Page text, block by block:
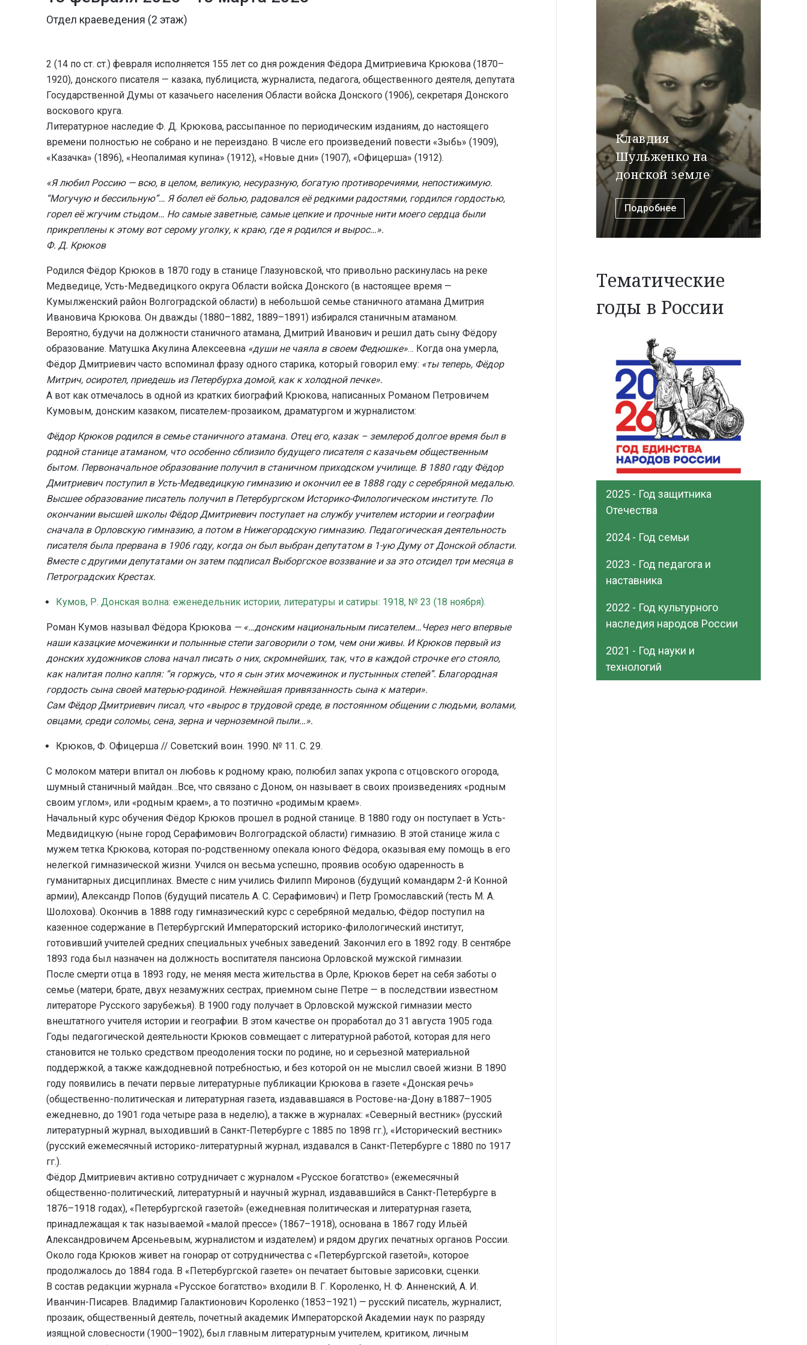
Отдел краеведения (2 этаж)
2 (14 по ст. ст.) февраля исполняется 155 лет со дня pождения Фёдоpа Дмитpиевича Крюкова (1870–
1920), донского писателя — казака, публициста, журналиста, педагога, общественного деятеля, депутата
Государственной Думы от казачьего населения Области войска Донского (1906), секретаря Донского
воскового круга.
Литературное наследие Ф. Д. Крюкова, рассыпанное по периодическим изданиям, до настоящего
времени полностью не собрано и не переиздано. В числе его произведений повести «Зыбь» (1909),
«Казачка» (1896), «Неопалимая купина» (1912), «Новые дни» (1907), «Офицерша» (1912).
«Я любил Россию — всю, в целом, великую, несуразную, богатую противоречиями, непостижимую.
“Могучую и бессильную”… Я болел её болью, радовался её редкими радостями, гордился гордостью,
горел её жгучим стыдом… Но самые заветные, самые цепкие и прочные нити моего сердца были
прикреплены к этому вот серому уголку, к краю, где я родился и вырос…».
Ф. Д. Крюков
Родился Фёдор Крюков в 1870 году в станице Глазуновской, что привольно раскинулась на реке
Медведице, Усть-Медведицкого округа Области войска Донского (в настоящее время —
Кумылженский район Волгоградской области) в небольшой семье станичного атамана Дмитрия
Ивановича Крюкова. Он дважды (1880–1882, 1889–1891) избирался станичным атаманом.
Вероятно, будучи на должности станичного атамана, Дмитрий Иванович и решил дать сыну Фёдору
образование. Матушка Акулина Алексеевна «души не чаяла в своем Федюшке»… Когда она умерла,
Фёдор Дмитриевич часто вспоминал фразу одного старика, который говорил ему: «ты теперь, Фёдор
Митрич, осиротел, приедешь из Петербурха домой, как к холодной печке».
А вот как отмечалось в одной из кратких биографий Крюкова, написанных Романом Петровичем
Кумовым, донским казаком, писателем-прозаиком, драматургом и журналистом:
Фёдор Крюков родился в семье станичного атамана. Отец его, казак – землероб долгое время был в
родной станице атаманом, что особенно сблизило будущего писателя с казачьем общественным
бытом. Первоначальное образование получил в станичном приходском училище. В 1880 году Фёдор
Дмитриевич поступил в Усть-Медведицкую гимназию и окончил ее в 1888 году с серебряной медалью.
Высшее образование писатель получил в Петербургском Историко-Филологическом институте. По
окончании высшей школы Фёдор Дмитриевич поступает на службу учителем истории и географии
сначала в Орловскую гимназию, а потом в Нижегородскую гимназию. Педагогическая деятельность
писателя была прервана в 1906 году, когда он был выбран депутатом в 1-ую Думу от Донской области.
Вместе с другими депутатами он затем подписал Выборгское воззвание и за это отсидел три месяца в
Петроградских Крестах.
Кумов, Р. Донская волна: еженедельник истории, литературы и сатиры: 1918, № 23 (18 ноября).
Роман Кумов называл Фёдора Крюкова — «…донским национальным писателем…Через него впервые
наши казацкие мочежинки и полынные степи заговорили о том, чем они живы. И Крюков первый из
донских художников слова начал писать о них, скромнейших, так, что в каждой строчке его стояло,
как налитая полно капля: “я горжусь, что я сын этих мочежинок и пустынных степей”. Благородная
гордость сына своей матерью-родиной. Нежнейшая привязанность сына к матери».
Сам Фёдор Дмитриевич писал, что «вырос в трудовой среде, в постоянном общении с людьми, волами,
овцами, среди соломы, сена, зерна и черноземной пыли…».
Крюков, Ф. Офицерша // Советский воин. 1990. № 11. С. 29.
С молоком матери впитал он любовь к родному краю, полюбил запах укропа с отцовского огорода,
шумный станичный майдан…Все, что связано с Доном, он называет в своих произведениях «родным
своим углом», или «родным краем», а то поэтично «родимым краем».
Начальный курс обучения Фёдор Крюков прошел в родной станице. В 1880 году он поступает в Усть-
Медвидицкую (ныне город Серафимович Волгоградской области) гимназию. В этой станице жила с
мужем тетка Крюкова, которая по-родственному опекала юного Фёдора, оказывая ему помощь в его
нелегкой гимназической жизни. Учился он весьма успешно, проявив особую одаренность в
гуманитарных дисциплинах. Вместе с ним учились Филипп Миронов (будущий командарм 2-й Конной
армии), Александр Попов (будущий писатель А. С. Серафимович) и Петр Громославский (тесть М. А.
Шолохова). Окончив в 1888 году гимназический курс с серебряной медалью, Фёдор поступил на
казенное содержание в Петербургский Императорский историко-филологический институт,
готовивший учителей средних специальных учебных заведений. Закончил его в 1892 году. В сентябре
1893 года был назначен на должность воспитателя пансиона Орловской мужской гимназии.
После смерти отца в 1893 году, не меняя места жительства в Орле, Крюков берет на себя заботы о
семье (матери, брате, двух незамужних сестрах, приемном сыне Петре — в последствии известном
литераторе Русского зарубежья). В 1900 году получает в Орловской мужской гимназии место
внештатного учителя истории и географии. В этом качестве он проработал до 31 августа 1905 года.
Годы педагогической деятельности Крюков совмещает с литературной работой, которая для него
становится не только средством преодоления тоски по родине, но и серьезной материальной
поддержкой, а также каждодневной потребностью, и без которой он не мыслил своей жизни. В 1890
году появились в печати первые литературные публикации Крюкова в газете «Донская речь»
(общественно-политическая и литературная газета, издававшаяся в Ростове-на-Дону в1887–1905
ежедневно, до 1901 года четыре раза в неделю), а также в журналах: «Северный вестник» (русский
литературный журнал, выходивший в Санкт-Петербурге с 1885 по 1898 гг.), «Исторический вестник»
(русский ежемесячный историко-литературный журнал, издавался в Санкт-Петербурге с 1880 по 1917
гг.).
Фёдор Дмитриевич активно сотрудничает с журналом «Русское богатство» (ежемесячный
общественно-политический, литературный и научный журнал, издававшийся в Санкт-Петербурге в
1876–1918 годах), «Петербургской газетой» (ежедневная политическая и литературная газета,
принадлежащая к так называемой «малой прессе» (1867–1918), основана в 1867 году Ильёй
Александровичем Арсеньевым, журналистом и издателем) и рядом других печатных органов России.
Около года Крюков живет на гонорар от сотрудничества с «Петербургской газетой», которое
продолжалось до 1884 года. В «Петербургской газете» он печатает бытовые зарисовки, сценки.
В состав редакции журнала «Русское богатство» входили В. Г. Короленко, Н. Ф. Анненский, А. И.
Иванчин-Писарев. Владимир Галактионович Короленко (1853–1921) — русский писатель, журналист,
прозаик, общественный деятель, почетный академик Императорской Академии наук по разряду
изящной словесности (1900–1902), был главным литературным учителем, критиком, личным
Клавдия
Шульженко на
донской земле
Подробнее
Тематические
годы в России
2025 - Год защитника
Отечества
2024 - Год семьи
2023 - Год педагога и
наставника
2022 - Год культурного
наследия народов России
2021 - Год науки и
технологий